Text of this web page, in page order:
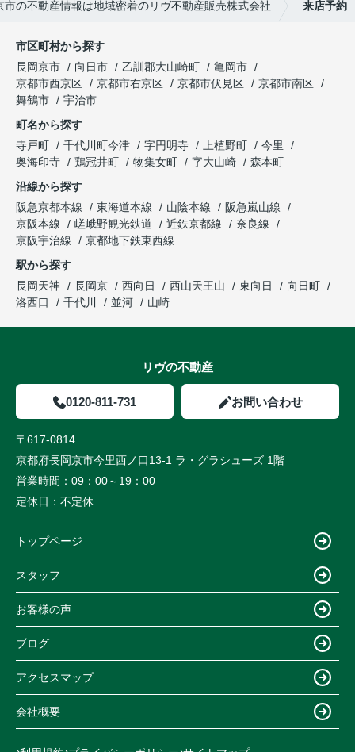
市の不動産情報は地域密着のリヴ不動産販売株式会社 来店予約
市区町村から探す
長岡京市
向日市 乙訓郡大山崎町
亀岡市
京都市西京区
京都市右京区 京都市伏見区
京都市南区
舞鶴市
宇治市
町名から探す
寺戸町
千代川町今津 字円明寺 上植野町
今里
奥海印寺
鶏冠井町 物集女町 字大山崎
森本町
沿線から探す
阪急京都本線
東海道本線 山陰本線
阪急嵐山線
京阪本線
嵯峨野観光鉄道 近鉄京都線
奈良線
京阪宇治線
京都地下鉄東西線
駅から探す
長岡天神
長岡京 西向日 西山天王山 東向日
向日町
洛西口
千代川 並河 山崎
リヴの不動産
0120-811-731 お問い合わせ
〒617-0814
京都府長岡京市今里西ノ口13-1 ラ・グラシューズ 1階
営業時間： 09：00～19：00
定休日： 不定休
トップページ
スタッフ
お客様の声
ブログ
アクセスマップ
会社概要